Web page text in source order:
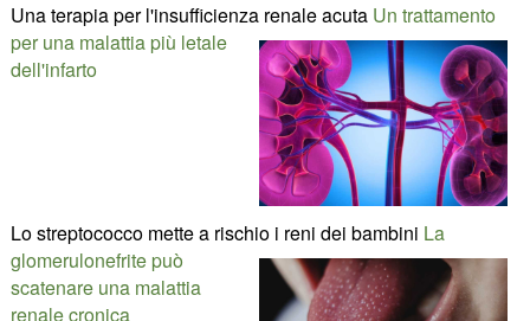
Una terapia per l'insufficienza renale acuta Un trattamento
per una malattia più letale
dell'infarto
Lo streptococco mette a rischio i reni dei bambini La
glomerulonefrite può
scatenare una malattia
renale cronica